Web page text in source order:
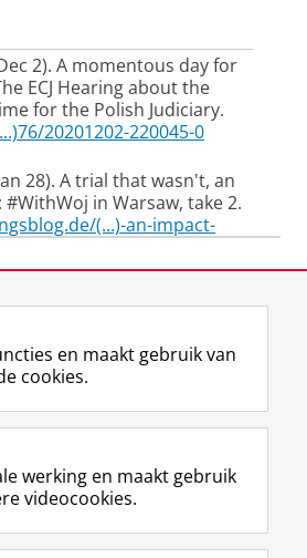
2). A momentous day for
ECJ Hearing about the
for the Polish Judiciary.
20201202-220045-0
28). A trial that wasn't, an
in Warsaw, take 2.
(...)-an-impact-
in the Fight for the Rule of Law
The Cases of Judicial
Party Financing. (Reconnect
11). Reconnect.
note: ECLI:EU:C:2020:792
Case note on: Hof van
Unie,06/10/2020,
ECLI:EU:C:2020:476
F
a
e
b
o
L
i
k
e
I
R
S
-
f
e
I
n
t
r
Y
o
T
e
en maakt gebruik van
cookies.
werking en maakt gebruik
videocookies.